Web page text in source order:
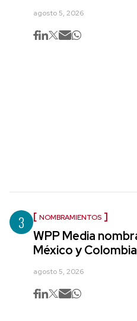
agosto 5, 2026
3 NOMBRAMIENTOS
WPP Media
México y Colombia
agosto 5, 2026